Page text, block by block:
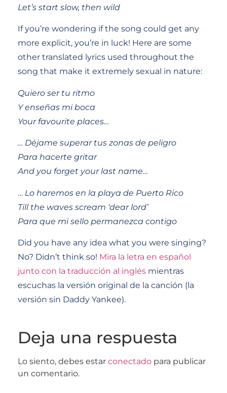
Let’s start slow, then wild
If you’re wondering if the song could get any
more explicit, you’re in luck! Here are some
other translated lyrics used throughout the
song that make it extremely sexual in nature:
Quiero ser tu ritmo
Y enseñas mi boca
Your favourite places…
… Déjame superar tus zonas de peligro
Para hacerte gritar
And you forget your last name…
… Lo haremos en la playa de Puerto Rico
Till the waves scream ‘dear lord’
Para que mi sello permanezca contigo
Did you have any idea what you were singing?
No? Didn’t think so! Mira la letra en español
junto con la traducción al inglés mientras
escuchas la versión original de la canción (la
versión sin Daddy Yankee).
Deja una respuesta
Lo siento, debes estar conectado para publicar
un comentario.